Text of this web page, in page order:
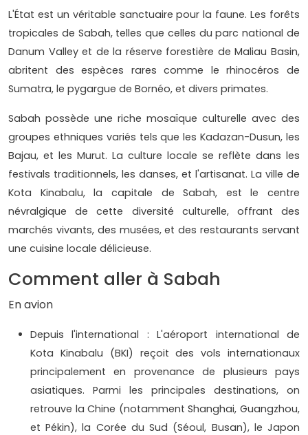
L'État est un véritable sanctuaire pour la faune. Les forêts
tropicales de Sabah, telles que celles du parc national de
Danum Valley et de la réserve forestière de Maliau Basin,
abritent des espèces rares comme le rhinocéros de
Sumatra, le pygargue de Bornéo, et divers primates.
Sabah possède une riche mosaïque culturelle avec des
groupes ethniques variés tels que les Kadazan-Dusun, les
Bajau, et les Murut. La culture locale se reflète dans les
festivals traditionnels, les danses, et l'artisanat. La ville de
Kota Kinabalu, la capitale de Sabah, est le centre
névralgique de cette diversité culturelle, offrant des
marchés vivants, des musées, et des restaurants servant
une cuisine locale délicieuse.
Comment aller à Sabah
En avion
Depuis l'international : L'aéroport international de
Kota Kinabalu (BKI) reçoit des vols internationaux
principalement en provenance de plusieurs pays
asiatiques. Parmi les principales destinations, on
retrouve la Chine (notamment Shanghai, Guangzhou,
et Pékin), la Corée du Sud (Séoul, Busan), le Japon